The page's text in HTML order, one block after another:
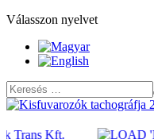
Válasszon nyelvet